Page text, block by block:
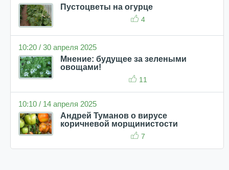
Пустоцветы на огурце
4
10:20 / 30 апреля 2025
Мнение: будущее за зелеными
овощами!
11
10:10 / 14 апреля 2025
Андрей Туманов о вирусе
коричневой морщинистости
7